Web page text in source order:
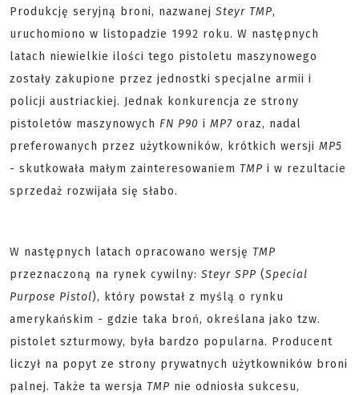
Produkcję seryjną broni, nazwanej Steyr TMP,
uruchomiono w listopadzie 1992 roku. W następnych
latach niewielkie ilości tego pistoletu maszynowego
zostały zakupione przez jednostki specjalne armii i
policji austriackiej. Jednak konkurencja ze strony
pistoletów maszynowych FN P90 i MP7 oraz, nadal
preferowanych przez użytkowników, krótkich wersji MP5
- skutkowała małym zainteresowaniem TMP i w rezultacie
sprzedaż rozwijała się słabo.
W następnych latach opracowano wersję TMP
przeznaczoną na rynek cywilny: Steyr SPP (Special
Purpose Pistol), który powstał z myślą o rynku
amerykańskim - gdzie taka broń, określana jako tzw.
pistolet szturmowy, była bardzo popularna. Producent
liczył na popyt ze strony prywatnych użytkowników broni
palnej. Także ta wersja TMP nie odniosła sukcesu,